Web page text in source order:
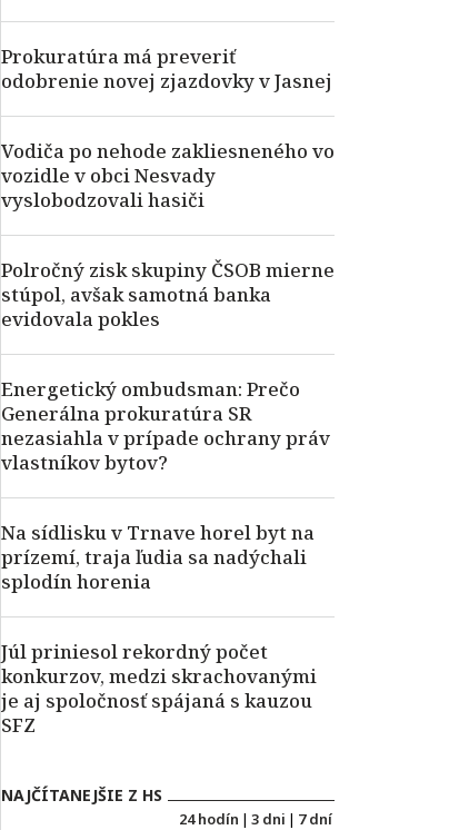
Prokuratúra má preveriť
odobrenie novej zjazdovky v Jasnej
Vodiča po nehode zakliesneného vo
vozidle v obci Nesvady
vyslobodzovali hasiči
Polročný zisk skupiny ČSOB mierne
stúpol, avšak samotná banka
evidovala pokles
Energetický ombudsman: Prečo
Generálna prokuratúra SR
nezasiahla v prípade ochrany práv
vlastníkov bytov?
Na sídlisku v Trnave horel byt na
prízemí, traja ľudia sa nadýchali
splodín horenia
Júl priniesol rekordný počet
konkurzov, medzi skrachovanými
je aj spoločnosť spájaná s kauzou
SFZ
NAJČÍTANEJŠIE Z HS
24 hodín | 3 dni | 7 dní